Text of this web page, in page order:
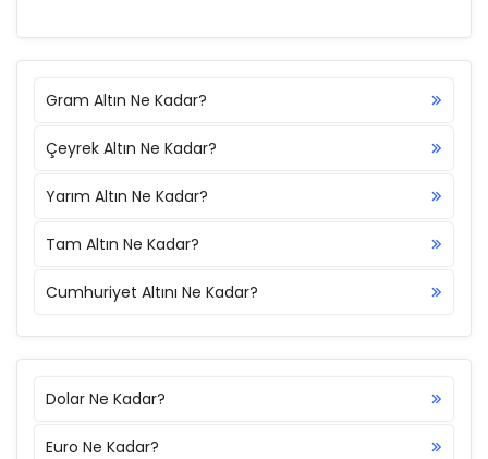
Gram Altın Ne Kadar?
Çeyrek Altın Ne Kadar?
Yarım Altın Ne Kadar?
Tam Altın Ne Kadar?
Cumhuriyet Altını Ne Kadar?
Dolar Ne Kadar?
Euro Ne Kadar?